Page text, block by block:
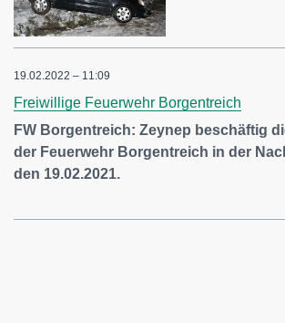
19.02.2022 – 11:09
Freiwillige Feuerwehr Borgentreich
FW Borgentreich: Zeynep beschäftig
der Feuerwehr Borgentreich in der
den 19.02.2021.